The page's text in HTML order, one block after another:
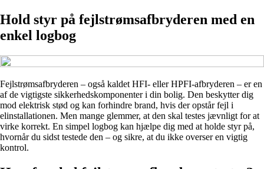
Hold styr på fejlstrømsafbryderen med en
enkel logbog
Fejlstrømsafbryderen – også kaldet HFI- eller HPFI-afbryderen – er en
af de vigtigste sikkerhedskomponenter i din bolig. Den beskytter dig
mod elektrisk stød og kan forhindre brand, hvis der opstår fejl i
elinstallationen. Men mange glemmer, at den skal testes jævnligt for at
virke korrekt. En simpel logbog kan hjælpe dig med at holde styr på,
hvornår du sidst testede den – og sikre, at du ikke overser en vigtig
kontrol.